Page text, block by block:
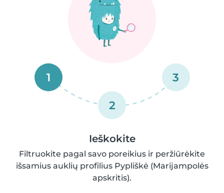
1
2
3
Ieškokite
Filtruokite pagal savo poreikius ir peržiūrėkite
išsamius auklių profilius Pypliškė (Marijampolės
apskritis).